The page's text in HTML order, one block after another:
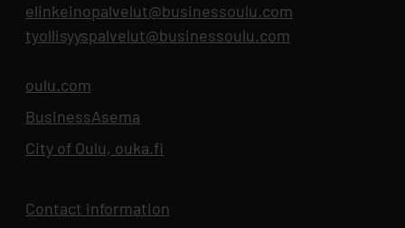
elinkeinopalvelut@businessoulu.com
tyollisyyspalvelut@businessoulu.com
oulu.com
BusinessAsema
City of Oulu, ouka.fi
Contact information